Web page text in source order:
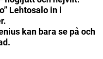
Lehtosalo in i
kan bara se på och